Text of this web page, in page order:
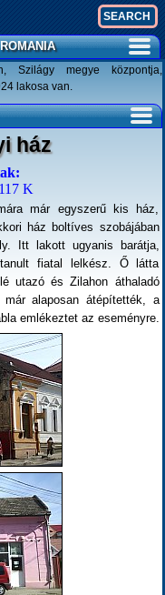
ROMANIA
Szilágy megye központja,
lakosa van.
ház
K
már egyszerű kis ház,
ház boltíves szobájában
Itt lakott ugyanis barátja,
fiatal lelkész. Ő látta
utazó és Zilahon áthaladó
alaposan átépítették, a
emlékeztet az eseményre.